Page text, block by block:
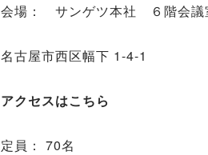
会場： サンゲツ本社 ６階会議
名古屋市西区幅下 1-4-1
アクセスはこちら
定員： 70名